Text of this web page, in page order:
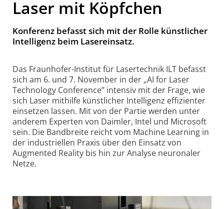
Laser mit Köpfchen
Konferenz befasst sich mit der Rolle künstlicher
Intelligenz beim Lasereinsatz.
Das Fraunhofer-Institut für Lasertechnik ILT befasst
sich am 6. und 7. November in der „AI for Laser
Technology Conference” intensiv mit der Frage, wie
sich Laser mithilfe künstlicher Intelligenz effizienter
einsetzen lassen. Mit von der Partie werden unter
anderem Experten von Daimler, Intel und Microsoft
sein. Die Bandbreite reicht vom Machine Learning in
der industriellen Praxis über den Einsatz von
Augmented Reality bis hin zur Analyse neuronaler
Netze.